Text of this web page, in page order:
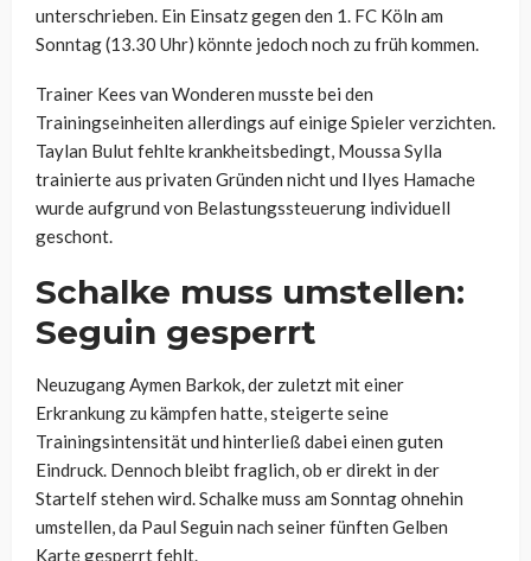
unterschrieben. Ein Einsatz gegen den 1. FC Köln am
Sonntag (13.30 Uhr) könnte jedoch noch zu früh kommen.
Trainer Kees van Wonderen musste bei den
Trainingseinheiten allerdings auf einige Spieler verzichten.
Taylan Bulut fehlte krankheitsbedingt, Moussa Sylla
trainierte aus privaten Gründen nicht und Ilyes Hamache
wurde aufgrund von Belastungssteuerung individuell
geschont.
Schalke muss umstellen:
Seguin gesperrt
Neuzugang Aymen Barkok, der zuletzt mit einer
Erkrankung zu kämpfen hatte, steigerte seine
Trainingsintensität und hinterließ dabei einen guten
Eindruck. Dennoch bleibt fraglich, ob er direkt in der
Startelf stehen wird. Schalke muss am Sonntag ohnehin
umstellen, da Paul Seguin nach seiner fünften Gelben
Karte gesperrt fehlt.